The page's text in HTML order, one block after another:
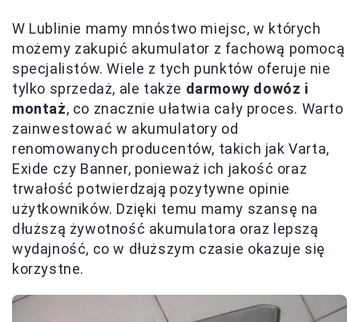
W Lublinie mamy mnóstwo miejsc, w których
możemy zakupić akumulator z fachową pomocą
specjalistów. Wiele z tych punktów oferuje nie
tylko sprzedaż, ale także darmowy dowóz i
montaż, co znacznie ułatwia cały proces. Warto
zainwestować w akumulatory od
renomowanych producentów, takich jak Varta,
Exide czy Banner, ponieważ ich jakość oraz
trwałość potwierdzają pozytywne opinie
użytkowników. Dzięki temu mamy szansę na
dłuższą żywotność akumulatora oraz lepszą
wydajność, co w dłuższym czasie okazuje się
korzystne.